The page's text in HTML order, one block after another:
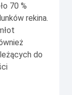
70 %
rekina.
do